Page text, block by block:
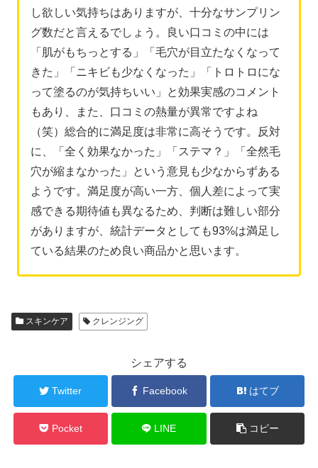
し欲しい気持ちはありますが、十分なサンプリン
グ数だと言えるでしょう。良い口コミの中には
「肌がもちっとする」「毛穴が目立たなくなって
きた」「ニキビも少なくなった」「トロトロにな
って塗るのが気持ちいい」と効果実感のコメント
もあり、また、口コミの熱量が異常ですよね
（笑）総合的に満足度は非常に高そうです。反対
に、「全く効果なかった」「ステマ？」「全然毛
穴が縮まなかった」という意見も少なからずある
ようです。満足度が高い一方、個人差によって実
感できる期待値も異なるため、判断は難しい部分
がありますが、統計データとしても93%は満足し
ている結果のため良い商品かと思います。
スキンケア クレンジング
シェアする
Twitter Facebook はてブ
Pocket LINE コピー